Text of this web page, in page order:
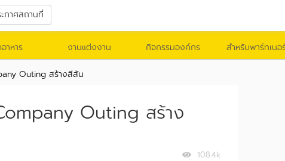
กาศสถานที่
าหาร งานแต่งงาน กิจกรรมองค์กร สำหรับพาร์ทเนอ
Outing สร้างสีสัน
Outing สร้าง
108.4k